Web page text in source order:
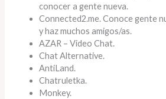
conocer a gente nueva.
Connected2.me. Conoce gente
y haz muchos amigos/as.
AZAR – Video Chat.
Chat Alternative.
AntiLand.
Chatruletka.
Monkey.